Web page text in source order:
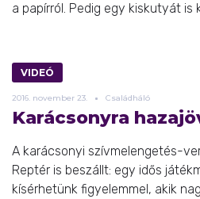
a papírról. Pedig egy kiskutyát is
VIDEÓ
2016. november 23. Családháló
Karácsonyra
A karácsonyi szívmelengetés-
Reptér is beszállt: egy idős
kísérhetünk figyelemmel, akik